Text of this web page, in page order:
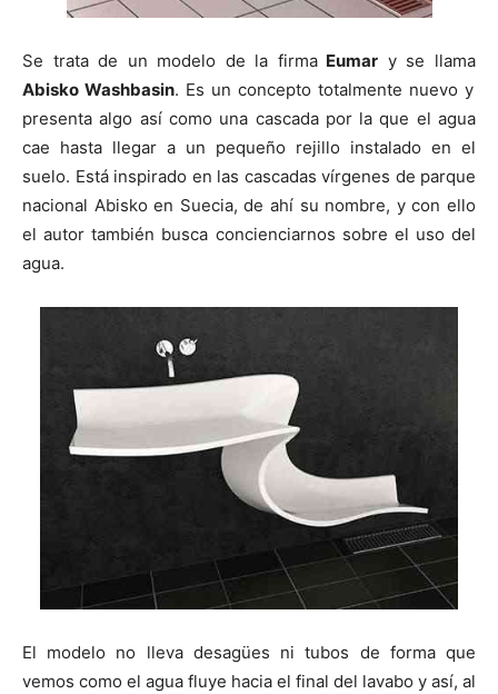
Se trata de un modelo de la firmaEumar y se llama
Abisko Washbasin. Es un concepto totalmente nuevo y
presenta algo así como una cascada por la que el agua
cae hasta llegar a un pequeño rejillo instalado en el
suelo. Está inspirado en las cascadas vírgenes de parque
nacional Abisko en Suecia, de ahí su nombre, y con ello
el autor también busca concienciarnos sobre el uso del
agua.
El modelo no lleva desagües ni tubos de forma que
vemos como el agua fluye hacia el final del lavabo y así, al